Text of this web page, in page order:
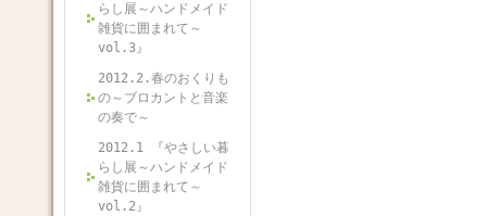
らし展～ハンドメイド
雑貨に囲まれて～
vol.3』
2012.2.春のおくりも
の～ブロカントと音楽
の奏で～
2012.1 『やさしい暮
らし展～ハンドメイド
雑貨に囲まれて～
vol.2』